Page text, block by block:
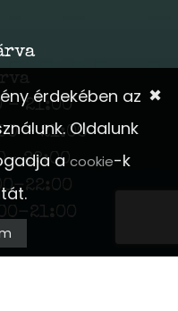
- 21:00
- 21:00
22:00
22:00
érdekében az
Oldalunk
a cookie-k
✖